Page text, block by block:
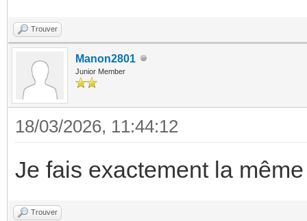
Trouver
Manon2801
Junior Member
18/03/2026, 11:44:12
Je fais exactement la
Trouver